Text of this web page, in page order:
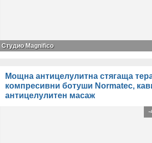
Студио Magnifico
Мощна антицелулитна стягаща
компресивни ботуши Normatec,
антицелулитен масаж
-